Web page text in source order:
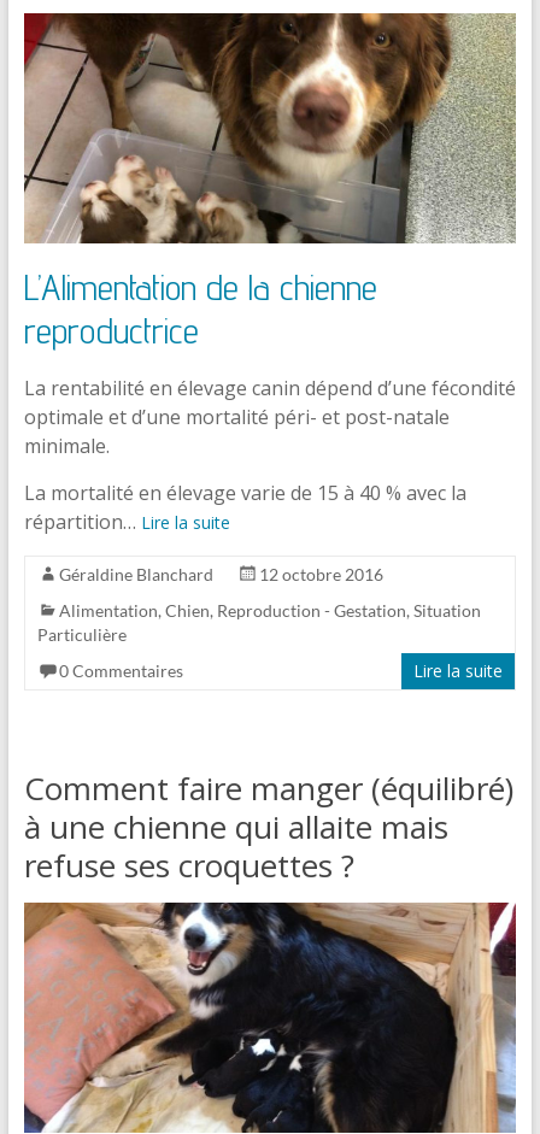
L’Alimentation de la chienne
reproductrice
La rentabilité en élevage canin dépend d’une fécondité
optimale et d’une mortalité péri- et post-natale
minimale.
La mortalité en élevage varie de 15 à 40 % avec la
répartition… Lire la suite
Géraldine Blanchard
12 octobre 2016
Alimentation, Chien, Reproduction - Gestation, Situation
Particulière
0 Commentaires
Lire la suite
Comment faire manger (équilibré)
à une chienne qui allaite mais
refuse ses croquettes ?